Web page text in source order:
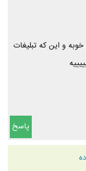
و این که تبلیغات
پاسخ